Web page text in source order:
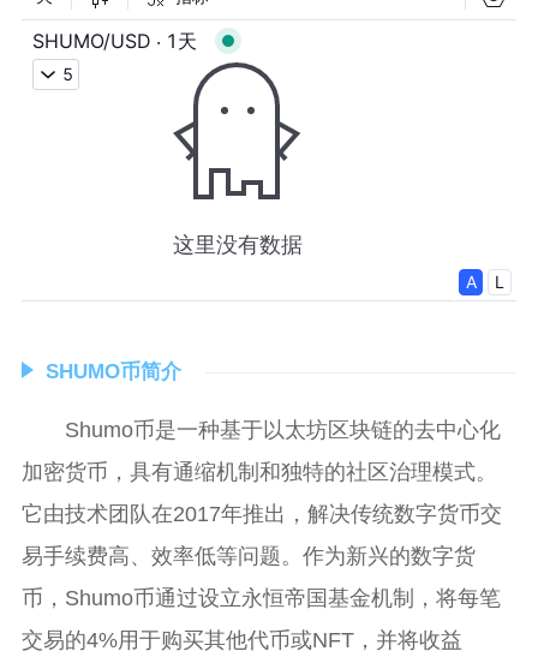
SHUMO币简介
Shumo币是一种基于以太坊区块链的去中心化
加密货币，具有通缩机制和独特的社区治理模式。
它由技术团队在2017年推出，解决传统数字货币交
易手续费高、效率低等问题。作为新兴的数字货
币，Shumo币通过设立永恒帝国基金机制，将每笔
交易的4%用于购买其他代币或NFT，并将收益